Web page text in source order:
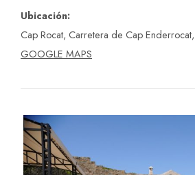
Ubicación:
Cap Rocat, Carretera de Cap
GOOGLE MAPS